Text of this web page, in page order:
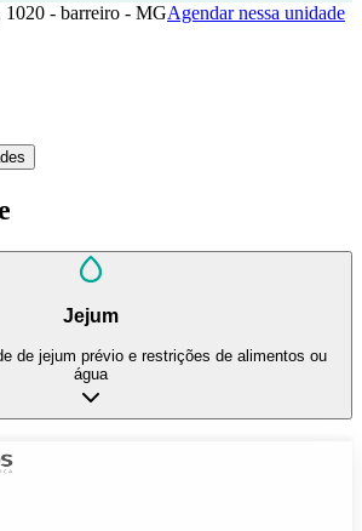
- barreiro - MGAgendar nessa unidade
Jejum
de jejum prévio e restrições de alimentos ou
água